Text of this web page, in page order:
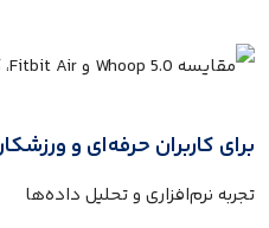
برای کاربران حرفه‌ای و
تجربه نرم‌افزاری و تحلیل داده‌ها